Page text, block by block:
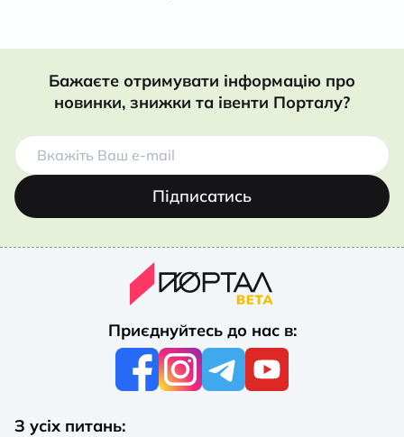
Бажаєте отримувати інформацію про
новинки, знижки та івенти Порталу?
Підписатись
Приєднуйтесь до нас в:
З усіх питань: